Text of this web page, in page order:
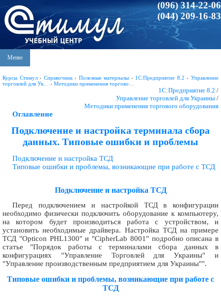
(096) 314-22-06
(044) 209-16-83
Меню
Курсы Стимул› Справочник› Полезные материалы › 1С:Предприятие 8.2 ›Управление
торговлей для Ук…
› Методики применения торгово…
1С:Предприятие 8.2 /
Управление торговлей для Украины /
Методики применения торгового оборудования
Оглавление
Подключение и настройка терминала сбора
данных. Типовые ошибки и проблемы
Подключение и настройка ТСД
Типовые ошибки и проблемы, возникающие при работе с ТСД
Подключение и настройка ТСД
Перед подключением и настройкой ТСД в конфигурации
необходимо физически подключить оборудование к компьютеру,
на котором будет производиться работа с устройством, и
установить необходимые драйвера. Настройка ТСД на примере
ТСД "Opticon PHL1300" и "CipherLab 8001" подробно описана в
статье "Порядок работы с терминалами сбора данных в
конфигурациях "Управление Торговлей для Украины" и
"Управление производственным предприятием для Украины"".
Типовые ошибки и проблемы, возникающие при работе с
ТСД